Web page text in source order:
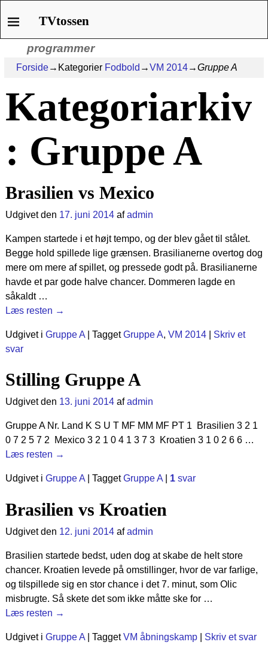
programmer
TVtossen
Forside→Kategorier Fodbold →VM 2014→Gruppe A
Kategoriarkiv
: Gruppe A
Brasilien vs Mexico
Udgivet den 17. juni 2014 afadmin
Kampen startede i et højt tempo, og der blev gået til stålet.
Begge hold spillede lige grænsen. Brasilianerne overtog dog
mere om mere af spillet, og pressede godt på. Brasilianerne
havde et par gode halve chancer. Dommeren lagde en
såkaldt …
Læs resten →
Udgivet i Gruppe A| Tagget Gruppe A, VM 2014| Skriv et
svar
Stilling Gruppe A
Udgivet den 13. juni 2014 afadmin
Gruppe A Nr. Land K S U T MF MM MF PT 1 Brasilien 3 2 1
0 7 2 5 7 2 Mexico 3 2 1 0 4 1 3 7 3 Kroatien 3 1 0 2 6 6 …
Læs resten →
Udgivet i Gruppe A| Tagget Gruppe A| 1svar
Brasilien vs Kroatien
Udgivet den 12. juni 2014 afadmin
Brasilien startede bedst, uden dog at skabe de helt store
chancer. Kroatien levede på omstillinger, hvor de var farlige,
og tilspillede sig en stor chance i det 7. minut, som Olic
misbrugte. Så skete det som ikke måtte ske for …
Læs resten →
Udgivet i Gruppe A| Tagget VM åbningskamp| Skriv et svar